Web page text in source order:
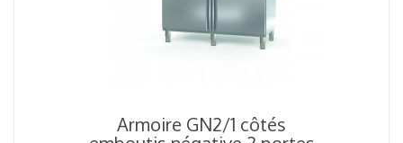
Armoire GN2/1 côtés